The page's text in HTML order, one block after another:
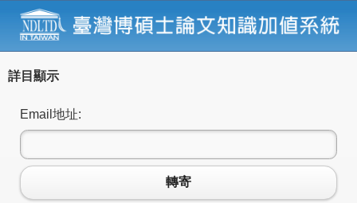
詳目顯示
Email地址:
轉寄